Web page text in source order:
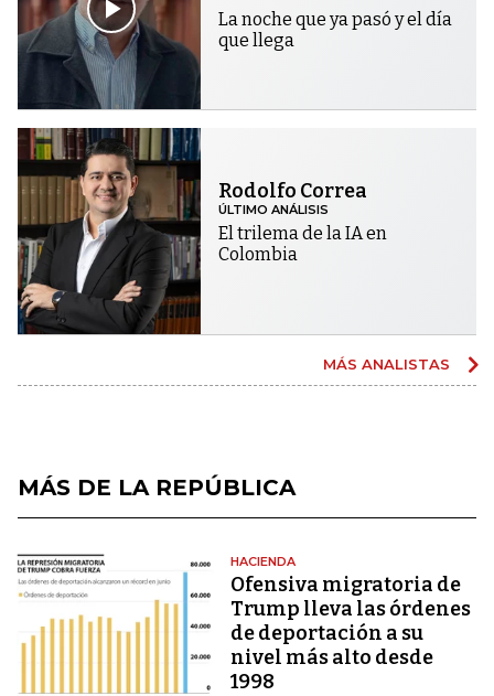
La noche que ya pasó y el día
que llega
Rodolfo Correa
ÚLTIMO ANÁLISIS
El trilema de la IA en
Colombia
MÁS ANALISTAS
MÁS DE LA REPÚBLICA
HACIENDA
Ofensiva migratoria de
Trump lleva las órdenes
de deportación a su
nivel más alto desde
1998